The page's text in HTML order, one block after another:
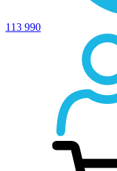
113 990